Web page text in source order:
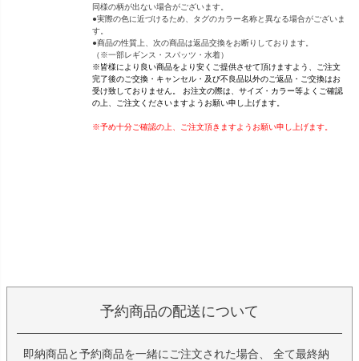
同様の柄が出ない場合がございます。
●実際の色に近づけるため、タグのカラー名称と異なる場合がございま
す。
●商品の性質上、次の商品は返品交換をお断りしております。
（※一部レギンス・スパッツ・水着）
※皆様により良い商品をより安くご提供させて頂けますよう、ご注文
完了後のご交換・キャンセル・及び不良品以外のご返品・ご交換はお
受け致しておりません。 お注文の際は、サイズ・カラー等よくご確認
の上、ご注文くださいますようお願い申し上げます。
※予め十分ご確認の上、ご注文頂きますようお願い申し上げます。
予約商品の配送について
即納商品と予約商品を一緒にご注文された場合、 全て最終納